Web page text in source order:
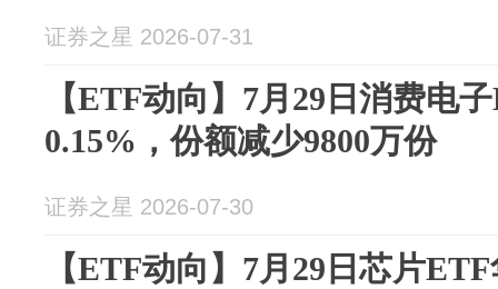
证券之星 2026-07-31
【ETF动向】7月29日消费电
0.15%，份额减少9800万份
证券之星 2026-07-30
【ETF动向】7月29日芯片